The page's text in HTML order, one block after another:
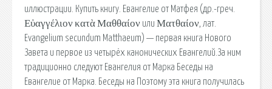
иллюстрации. Купить книгу. Евангелие от Матфея (др.-греч.
Εὐαγγέλιον κατὰ Μαθθαίον или Ματθαίον, лат.
Evangelium secundum Matthaeum) — первая книга Нового
Завета и первое из четырёх канонических Евангелий.За ним
традиционно следуют Евангелия от Марка Беседы на
Евангелие от Марка. Беседы на Поэтому эта книга получилась